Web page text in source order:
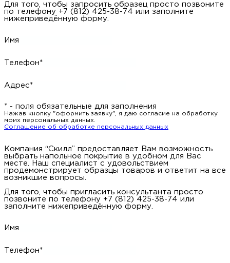
Для того, чтобы запросить образец просто позвоните
по телефону +7 (812) 425-38-74 или заполните
нижеприведённую форму.
Имя
Телефон*
Адрес*
* - поля обязательные для заполнения
Нажав кнопку "оформить заявку", я даю согласие на обработку
моих персональных данных.
Соглашение об обработке персональных данных
Компания “Скилл” предоставляет Вам возможность
выбрать напольное покрытие в удобном для Вас
месте. Наш специалист с удовольствием
продемонстрирует образцы товаров и ответит на все
возникшие вопросы.
Для того, чтобы пригласить консультанта просто
позвоните по телефону +7 (812) 425-38-74 или
заполните нижеприведённую форму.
Имя
Телефон*